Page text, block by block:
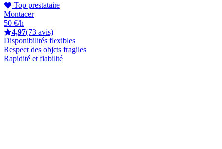
Top prestataire
Montacer
50 €/h
4,97(73 avis)
Disponibilités flexibles
Respect des objets fragiles
Rapidité et fiabilité